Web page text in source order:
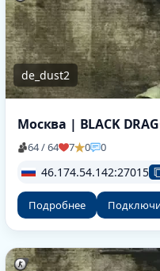
de_dust2
Москва | BLACK
64 / 64 7 0 0
46.174.54.142:27015
Подробнее